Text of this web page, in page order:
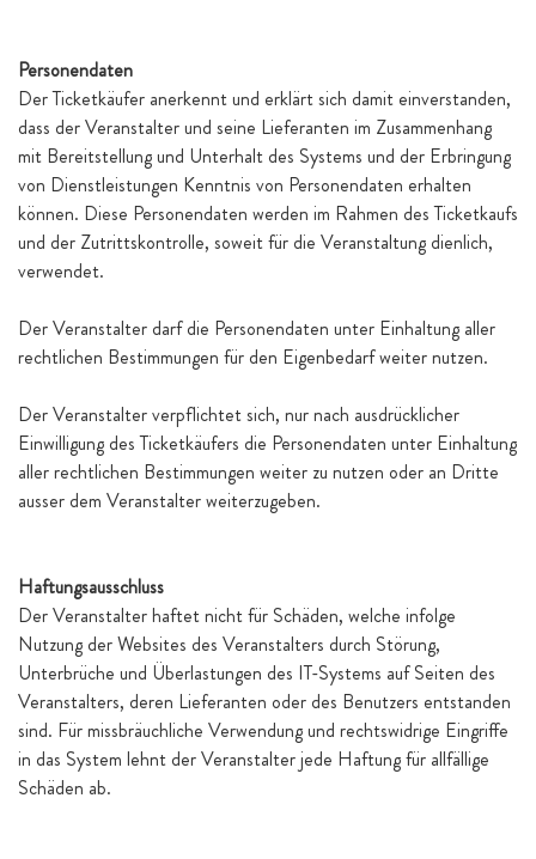
Personendaten
Der Ticketkäufer anerkennt und erklärt sich damit einverstanden,
dass der Veranstalter und seine Lieferanten im Zusammenhang
mit Bereitstellung und Unterhalt des Systems und der Erbringung
von Dienstleistungen Kenntnis von Personendaten erhalten
können. Diese Personendaten werden im Rahmen des Ticketkaufs
und der Zutrittskontrolle, soweit für die Veranstaltung dienlich,
verwendet.
Der Veranstalter darf die Personendaten unter Einhaltung aller
rechtlichen Bestimmungen für den Eigenbedarf weiter nutzen.
Der Veranstalter verpflichtet sich, nur nach ausdrücklicher
Einwilligung des Ticketkäufers die Personendaten unter Einhaltung
aller rechtlichen Bestimmungen weiter zu nutzen oder an Dritte
ausser dem Veranstalter weiterzugeben.
Haftungsausschluss
Der Veranstalter haftet nicht für Schäden, welche infolge
Nutzung der Websites des Veranstalters durch Störung,
Unterbrüche und Überlastungen des IT-Systems auf Seiten des
Veranstalters, deren Lieferanten oder des Benutzers entstanden
sind. Für missbräuchliche Verwendung und rechtswidrige Eingriffe
in das System lehnt der Veranstalter jede Haftung für allfällige
Schäden ab.